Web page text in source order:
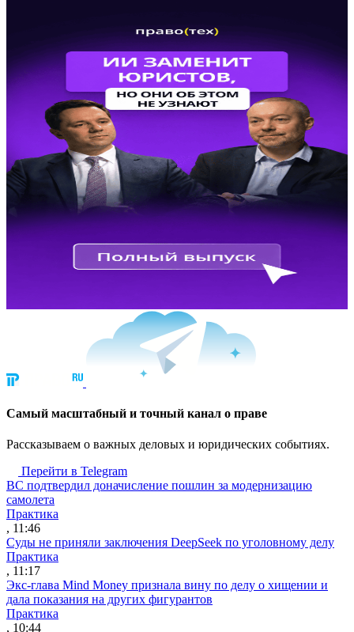
Cамый масштабный и точный канал о праве
Рассказываем о важных деловых и юридических событиях.
Перейти в Telegram
ВС подтвердил доначисление пошлин за модернизацию
самолета
Практика
, 11:46
Суды не приняли заключения DeepSeek по уголовному делу
Практика
, 11:17
Экс-глава Mind Money признала вину по делу о хищении и
дала показания на других фигурантов
Практика
, 10:44